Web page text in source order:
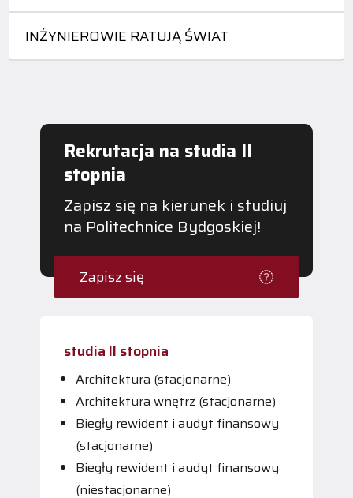
INŻYNIEROWIE RATUJĄ ŚWIAT
Rekrutacja na studia II
stopnia
Zapisz się na kierunek i studiuj
na Politechnice Bydgoskiej!
Zapisz się
studia II stopnia
Architektura (stacjonarne)
Architektura wnętrz (stacjonarne)
Biegły rewident i audyt finansowy
(stacjonarne)
Biegły rewident i audyt finansowy
(niestacjonarne)